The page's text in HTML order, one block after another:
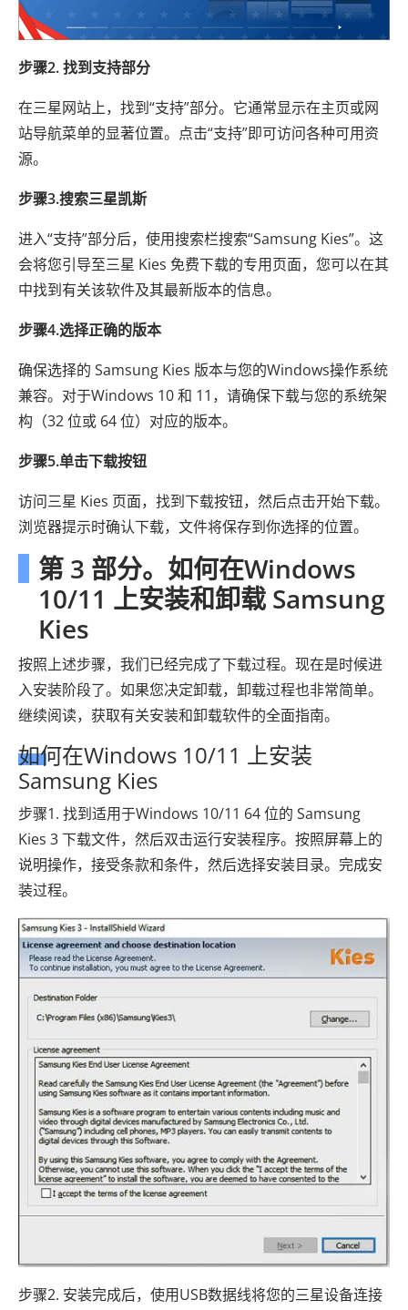
步骤2. 找到支持部分
在三星网站上，找到“支持”部分。它通常显示在主页或网
站导航菜单的显著位置。点击“支持”即可访问各种可用资
源。
步骤3.搜索三星凯斯
进入“支持”部分后，使用搜索栏搜索“Samsung Kies”。这
会将您引导至三星 Kies 免费下载的专用页面，您可以在其
中找到有关该软件及其最新版本的信息。
步骤4.选择正确的版本
确保选择的 Samsung Kies 版本与您的Windows操作系统
兼容。对于Windows 10 和 11，请确保下载与您的系统架
构（32 位或 64 位）对应的版本。
步骤5.单击下载按钮
访问三星 Kies 页面，找到下载按钮，然后点击开始下载。
浏览器提示时确认下载，文件将保存到你选择的位置。
第 3 部分。如何在Windows
10/11 上安装和卸载 Samsung
Kies
按照上述步骤，我们已经完成了下载过程。现在是时候进
入安装阶段了。如果您决定卸载，卸载过程也非常简单。
继续阅读，获取有关安装和卸载软件的全面指南。
如何在Windows 10/11 上安装
Samsung Kies
步骤1. 找到适用于Windows 10/11 64 位的 Samsung
Kies 3 下载文件，然后双击运行安装程序。按照屏幕上的
说明操作，接受条款和条件，然后选择安装目录。完成安
装过程。
步骤2. 安装完成后，使用USB数据线将您的三星设备连接